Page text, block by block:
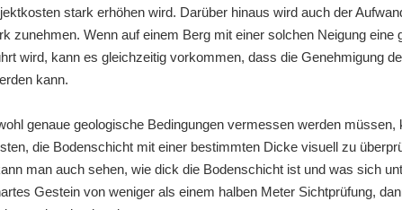
stark erhöhen wird. Darüber hinaus wird auch der
zunehmen. Wenn auf einem Berg mit einer solchen Neigung eine
wird, kann es gleichzeitig vorkommen, dass die Genehmigung
kann.
genaue geologische Bedingungen vermessen werden müssen,
die Bodenschicht mit einer bestimmten Dicke visuell zu
man auch sehen, wie dick die Bodenschicht ist und was sich
Gestein von weniger als einem halben Meter Sichtprüfung,